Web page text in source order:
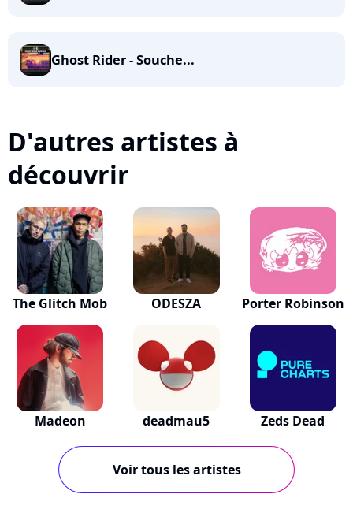
Ghost Rider - Souche...
D'autres artistes à
découvrir
The Glitch Mob ODESZA Porter Robinson
Madeon deadmau5 Zeds Dead
Voir tous les artistes